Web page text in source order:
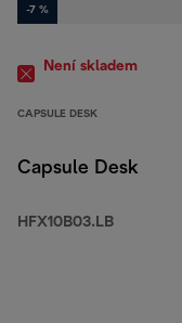
-7 %
Není skladem
CAPSULE DESK
Capsule Desk
HFX10B03.LB